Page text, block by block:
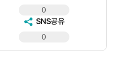
0
SNS공유
0